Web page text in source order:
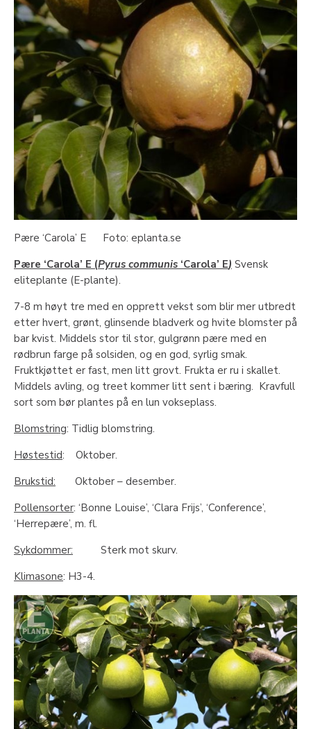
Pære ‘Carola’ E Foto: eplanta.se
Pære ‘Carola’ E (Pyrus communis ‘Carola’ E) Svensk
eliteplante (E-plante).
7-8 m høyt tre med en opprett vekst som blir mer utbredt
etter hvert, grønt, glinsende bladverk og hvite blomster på
bar kvist. Middels stor til stor, gulgrønn pære med en
rødbrun farge på solsiden, og en god, syrlig smak.
Fruktkjøttet er fast, men litt grovt. Frukta er ru i skallet.
Middels avling, og treet kommer litt sent i bæring. Kravfull
sort som bør plantes på en lun vokseplass.
Blomstring: Tidlig blomstring.
Høstestid: Oktober.
Brukstid: Oktober – desember.
Pollensorter: ‘Bonne Louise’, ‘Clara Frijs’, ‘Conference’,
‘Herrepære’, m. fl.
Sykdommer: Sterk mot skurv.
Klimasone: H3-4.